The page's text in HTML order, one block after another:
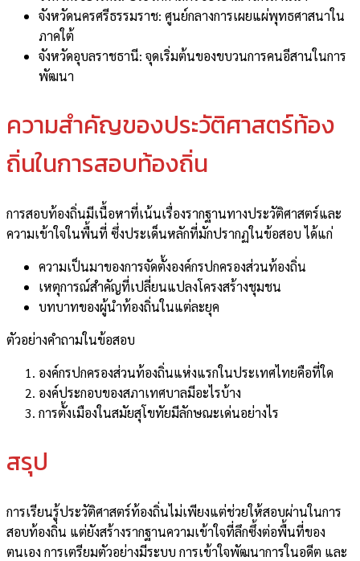
จังหวัดนครศรีธรรมราช: ศูนย์กลางการเผยแผ่พุทธศาสนาใน
ภาคใต้
จังหวัดอุบลราชธานี: จุดเริ่มต้นของขบวนการคนอีสานในการ
พัฒนา
ความสำคัญของประวัติศาสตร์ท้อง
ถิ่นในการสอบท้องถิ่น
การสอบท้องถิ่นมีเนื้อหาที่เน้นเรื่องรากฐานทางประวัติศาสตร์และ
ความเข้าใจในพื้นที่ ซึ่งประเด็นหลักที่มักปรากฏในข้อสอบ ได้แก่
ความเป็นมาของการจัดตั้งองค์กรปกครองส่วนท้องถิ่น
เหตุการณ์สำคัญที่เปลี่ยนแปลงโครงสร้างชุมชน
บทบาทของผู้นำท้องถิ่นในแต่ละยุค
ตัวอย่างคำถามในข้อสอบ
องค์กรปกครองส่วนท้องถิ่นแห่งแรกในประเทศไทยคือที่ใด
องค์ประกอบของสภาเทศบาลมีอะไรบ้าง
การตั้งเมืองในสมัยสุโขทัยมีลักษณะเด่นอย่างไร
สรุป
การเรียนรู้ประวัติศาสตร์ท้องถิ่นไม่เพียงแต่ช่วยให้สอบผ่านในการ
สอบท้องถิ่น แต่ยังสร้างรากฐานความเข้าใจที่ลึกซึ้งต่อพื้นที่ของ
ตนเอง การเตรียมตัวอย่างมีระบบ การเข้าใจพัฒนาการในอดีต และ